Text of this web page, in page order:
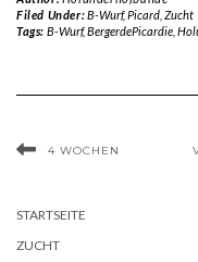
Filed Under:B-Wurf, Picard, Zucht
Tags: B-Wurf,BergerdePicardie,
4 WOCHEN
STARTSEITE
ZUCHT